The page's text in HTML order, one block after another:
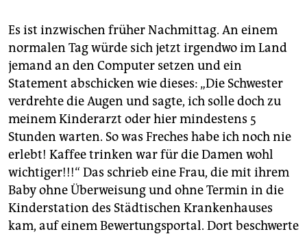
Es ist inzwischen früher Nachmittag. An einem
normalen Tag würde sich jetzt irgendwo im Land
jemand an den Computer setzen und ein
Statement abschicken wie dieses: „Die Schwester
verdrehte die Augen und sagte, ich solle doch zu
meinem Kinderarzt oder hier mindestens 5
Stunden warten. So was Freches habe ich noch nie
erlebt! Kaffee trinken war für die Damen wohl
wichtiger!!!“ Das schrieb eine Frau, die mit ihrem
Baby ohne Überweisung und ohne Termin in die
Kinderstation des Städtischen Krankenhauses
kam, auf einem Bewertungsportal. Dort beschwerte